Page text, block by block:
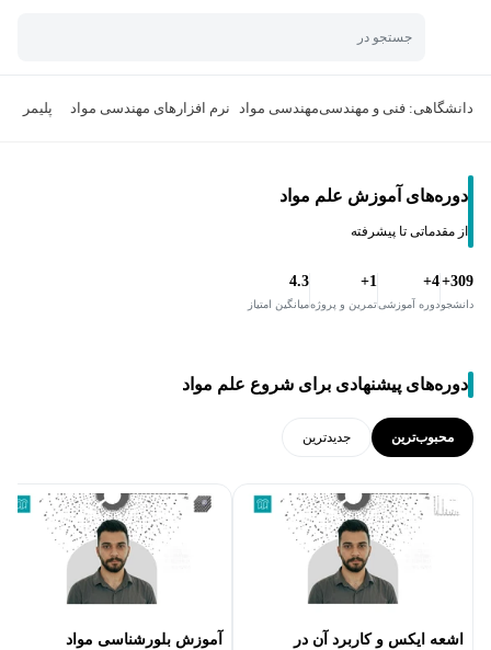
جستجو در
دانشگاهی: فنی و مهندسیمهندسی مواد نرم افزارهای مهندسی مواد پلیمر
دوره‌های آموزش علم مواد
از مقدماتی تا پیشرفته
309+
دانشجو
4+
دوره آموزشی
1+
تمرین و پروژه
4.3
میانگین امتیاز
دوره‌های پیشنهادی برای شروع علم مواد
محبوب‌ترین جدید‌ترین
اشعه ایکس و کاربرد آن در
آموزش بلورشناسی مواد